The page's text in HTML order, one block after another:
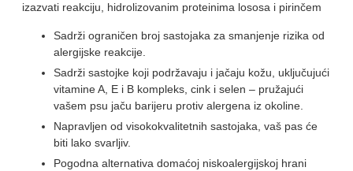
izazvati reakciju, hidrolizovanim proteinima lososa i pirinčem
Sadrži ograničen broj sastojaka za smanjenje rizika od
alergijske reakcije.
Sadrži sastojke koji podržavaju i jačaju kožu, uključujući
vitamine A, E i B kompleks, cink i selen – pružajući
vašem psu jaču barijeru protiv alergena iz okoline.
Napravljen od visokokvalitetnih sastojaka, vaš pas će
biti lako svarljiv.
Pogodna alternativa domaćoj niskoalergijskoj hrani